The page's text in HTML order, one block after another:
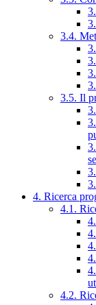
3.4.
3.5. Il
4. Ricerca
4.1.
4.2.